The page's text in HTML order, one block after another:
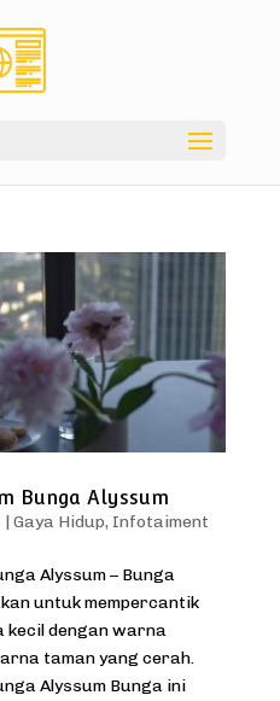
Bunga Alyssum
| Gaya Hidup, Infotaiment
Alyssum – Bunga
untuk mempercantik
kecil dengan warna
taman yang cerah.
Alyssum Bunga ini